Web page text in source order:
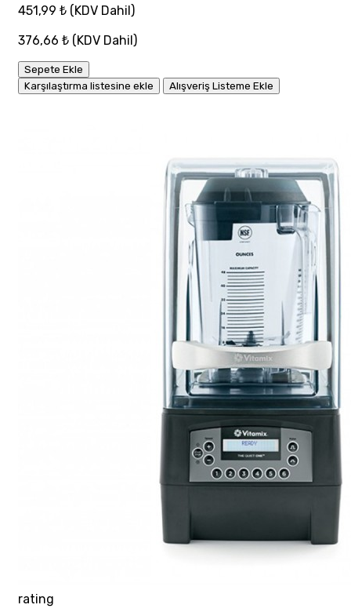
451,99 ₺ (KDV Dahil)
376,66 ₺ (KDV Dahil)
Sepete Ekle
Karşılaştırma listesine ekle
Alışveriş Listeme Ekle
rating